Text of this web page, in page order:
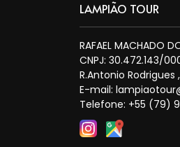
LAMPIÃO TOUR
RAFAEL MACHADO
CNPJ: 30.472.143/
R.Antonio Rodrigues
E-mail:
Telefone: +55 (79)